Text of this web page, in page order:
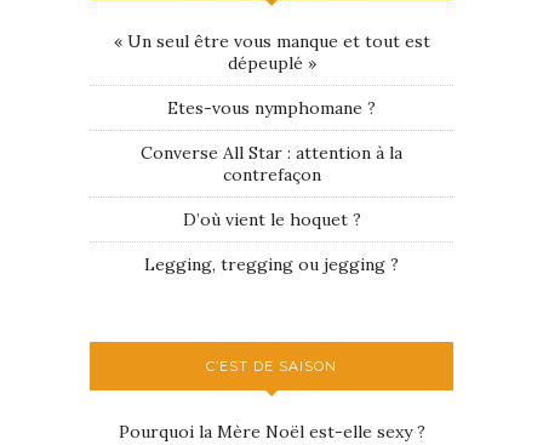
« Un seul être vous manque et tout est
dépeuplé »
Etes-vous nymphomane ?
Converse All Star : attention à la
contrefaçon
D’où vient le hoquet ?
Legging, tregging ou jegging ?
C’EST DE SAISON
Pourquoi la Mère Noël est-elle sexy ?